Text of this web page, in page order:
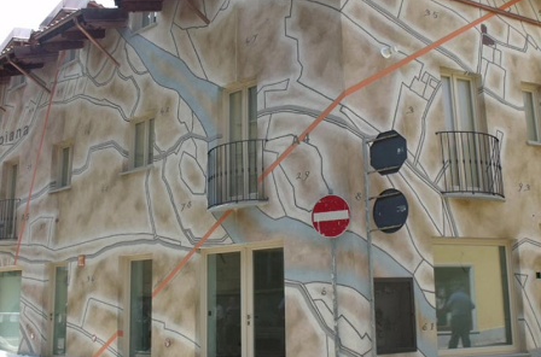
Dipinti murali